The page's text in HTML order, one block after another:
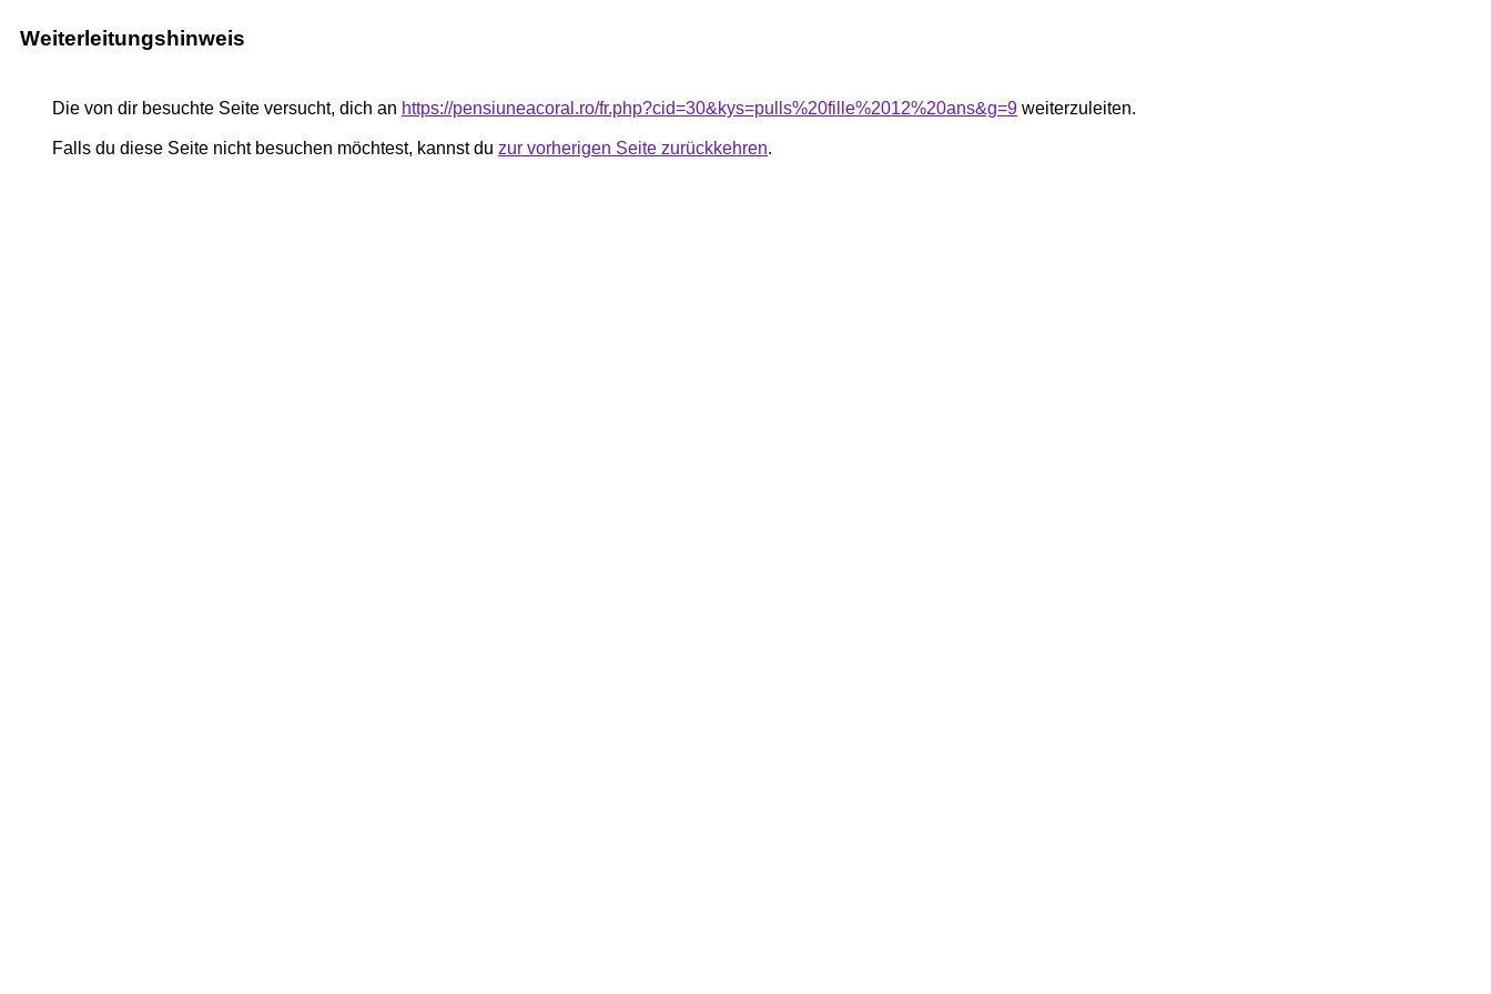
Weiterleitungshinweis
Die von dir besuchte Seite versucht, dich an https://pensiuneacoral.ro/fr.php?cid=30&kys=pulls%20fille%2012%20ans&g=9 weiterzuleiten.
Falls du diese Seite nicht besuchen möchtest, kannst du zur vorherigen Seite zurückkehren.